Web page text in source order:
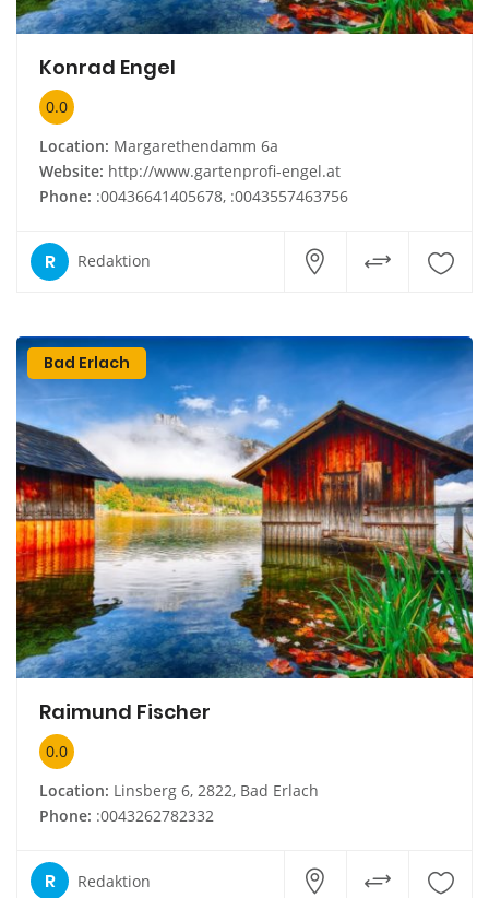
Konrad Engel
0.0
Location: Margarethendamm 6a
Website: http://www.gartenprofi-engel.at
Phone: :00436641405678, :0043557463756
R Redaktion
Bad Erlach
Raimund Fischer
0.0
Location: Linsberg 6, 2822, Bad Erlach
Phone: :0043262782332
R Redaktion